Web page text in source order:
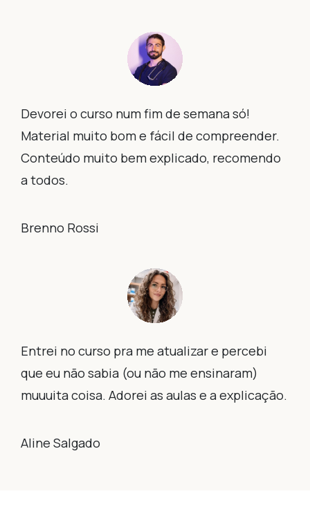
Devorei o curso num fim de semana só!
Material muito bom e fácil de compreender.
Conteúdo muito bem explicado, recomendo
a todos.
Brenno Rossi
Entrei no curso pra me atualizar e percebi
que eu não sabia (ou não me ensinaram)
muuuita coisa. Adorei as aulas e a explicação.
Aline Salgado